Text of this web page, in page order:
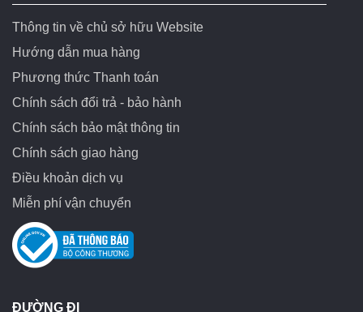
Thông tin về chủ sở hữu Website
Hướng dẫn mua hàng
Phương thức Thanh toán
Chính sách đổi trả - bảo hành
Chính sách bảo mật thông tin
Chính sách giao hàng
Điều khoản dịch vụ
Miễn phí vận chuyển
ĐƯỜNG ĐI